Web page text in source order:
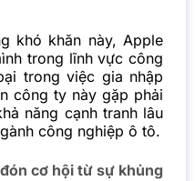
khó khăn này, Apple
trong lĩnh vực công
trong việc gia nhập
công ty này gặp phải
năng cạnh tranh lâu
công nghiệp ô tô.
cơ hội từ sự khủng